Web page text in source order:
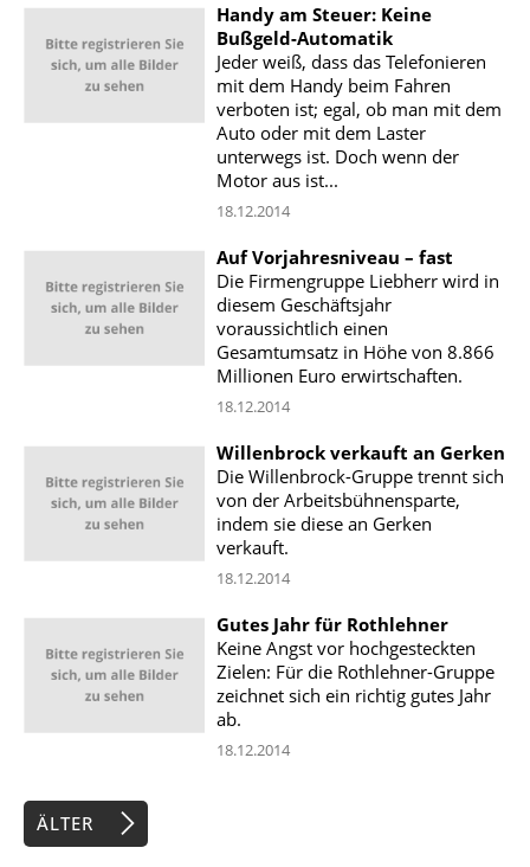
Handy am Steuer: Keine
Bußgeld-Automatik
Jeder weiß, dass das Telefonieren
mit dem Handy beim Fahren
verboten ist; egal, ob man mit dem
Auto oder mit dem Laster
unterwegs ist. Doch wenn der
Motor aus ist...
18.12.2014
Auf Vorjahresniveau – fast
Die Firmengruppe Liebherr wird in
diesem Geschäftsjahr
voraussichtlich einen
Gesamtumsatz in Höhe von 8.866
Millionen Euro erwirtschaften.
18.12.2014
Willenbrock verkauft an Gerken
Die Willenbrock-Gruppe trennt sich
von der Arbeitsbühnensparte,
indem sie diese an Gerken
verkauft.
18.12.2014
Gutes Jahr für Rothlehner
Keine Angst vor hochgesteckten
Zielen: Für die Rothlehner-Gruppe
zeichnet sich ein richtig gutes Jahr
ab.
18.12.2014
ÄLTER